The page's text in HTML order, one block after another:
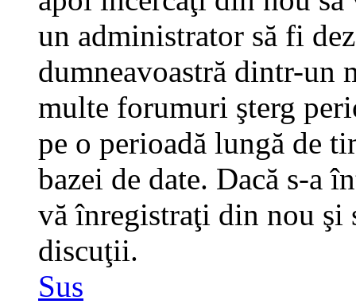
un administrator să fi
dumneavoastră dintr-un
multe forumuri şterg
pe o perioadă lungă de
bazei de date. Dacă s-a
vă înregistraţi din nou
discuţii.
Sus